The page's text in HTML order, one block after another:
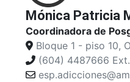
Mónica Patricia
Coordinadora de
Bloque 1 - piso 10,
(604) 4487666